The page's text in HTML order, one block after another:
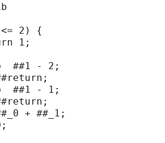
2) {
1;
##1 - 2;
##1 - 1;
+ ##_1;